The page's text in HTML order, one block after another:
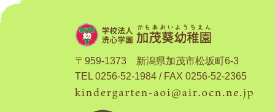
〒959-1373 新潟県加茂市松坂町6-3
TEL 0256-52-1984 / FAX 0256-52-2365